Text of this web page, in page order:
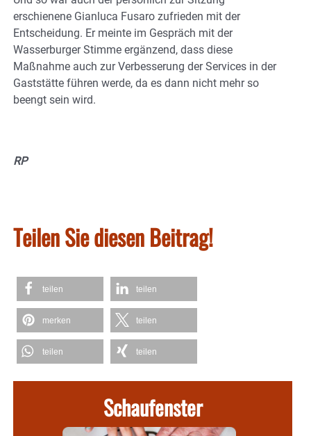
erschienene Gianluca Fusaro zufrieden mit der
Entscheidung. Er meinte im Gespräch mit der
Wasserburger Stimme ergänzend, dass diese
Maßnahme auch zur Verbesserung der Services in der
Gaststätte führen werde, da es dann nicht mehr so
beengt sein wird.
RP
Teilen Sie diesen Beitrag!
teilen teilen
merken teilen
teilen teilen
Schaufenster